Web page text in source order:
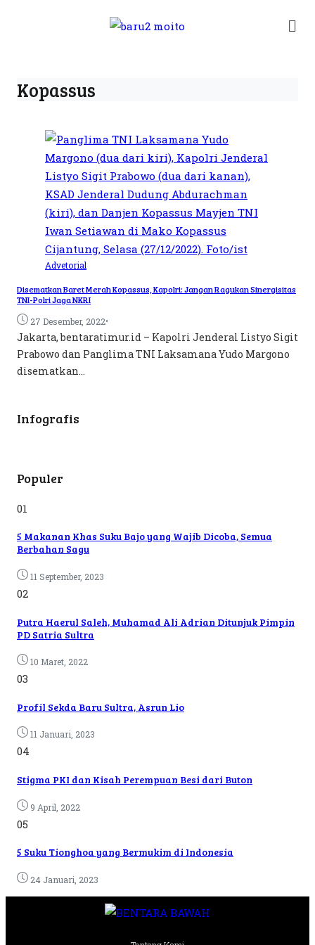
Kopassus
Advetorial
Disematkan Baret Merah Kopassus, Kapolri: Jangan Ragukan Sinergisitas
TNI-Polri Jaga NKRI
27 Desember, 2022•
Jakarta, bentaratimur.id – Kapolri Jenderal Listyo Sigit
Prabowo dan Panglima TNI Laksamana Yudo Margono
disematkan...
Infografis
Populer
01
5 Makanan Khas Suku Bajo yang Wajib Dicoba, Semua
Berbahan Sagu
11 September, 2023
02
Putra Haerul Saleh, Muhamad Ali Adrian Ditunjuk Pimpin
PD Satria Sultra
10 Maret, 2022
03
Profil Sekda Baru Sultra, Asrun Lio
11 Januari, 2023
04
Stigma PKI dan Kisah Perempuan Besi dari Buton
9 April, 2022
05
5 Suku Tionghoa yang Bermukim di Indonesia
24 Januari, 2023